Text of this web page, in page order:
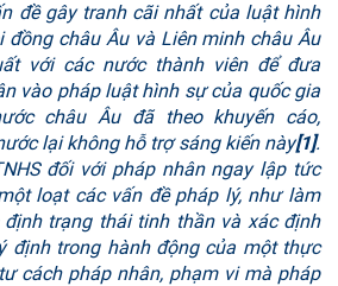
đề gây tranh cãi nhất của luật hình
đồng châu Âu và Liên minh châu Âu
với các nước thành viên để đưa
vào pháp luật hình sự của quốc gia
châu Âu đã theo khuyến cáo,
lại không hỗ trợ sáng kiến này[1].
đối với pháp nhân ngay lập tức
loạt các vấn đề pháp lý, như làm
định trạng thái tinh thần và xác định
định trong hành động của một thực
cách pháp nhân, phạm vi mà pháp